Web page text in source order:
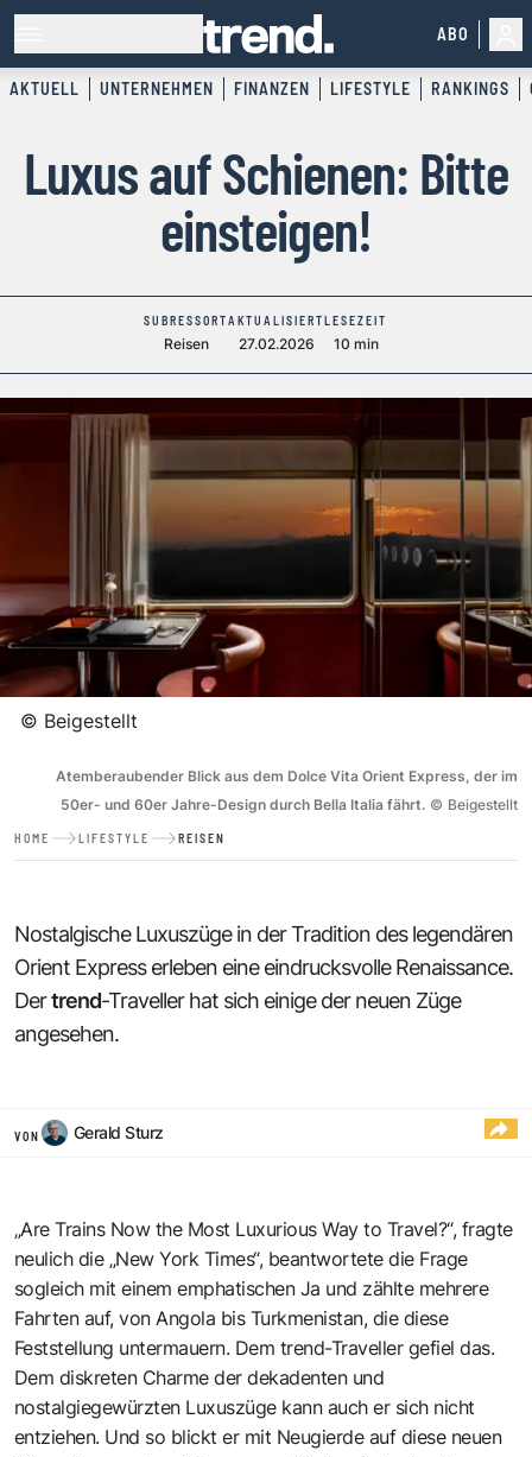
ABO
AKTUELL UNTERNEHMEN FINANZEN LIFESTYLE RANKINGS
Luxus auf Schienen: Bitte
einsteigen!
SUBRESSORT
Reisen
AKTUALISIERT
27.02.2026
LESEZEIT
10 min
© Beigestellt
Atemberaubender Blick aus dem Dolce Vita Orient Express, der im
50er- und 60er Jahre-Design durch Bella Italia fährt. © Beigestellt
HOME LIFESTYLE REISEN
Nostalgische Luxuszüge in der Tradition des legendären
Orient Express erleben eine eindrucksvolle Renaissance.
Dertrend-Traveller hat sich einige der neuen Züge
angesehen.
VON Gerald Sturz
„Are Trains Now the Most Luxurious Way to Travel?“, fragte
neulich die „New York Times“, beantwortete die Frage
sogleich mit einem emphatischen Ja und zählte mehrere
Fahrten auf, von Angola bis Turkmenistan, die diese
Feststellung untermauern. Dem trend-Traveller gefiel das.
Dem diskreten Charme der dekadenten und
nostalgiegewürzten Luxuszüge kann auch er sich nicht
entziehen. Und so blickt er mit Neugierde auf diese neuen